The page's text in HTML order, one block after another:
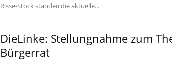
Risse-Stock standen die aktuelle...
DieLinke: Stellungnahme zum
Bürgerrat